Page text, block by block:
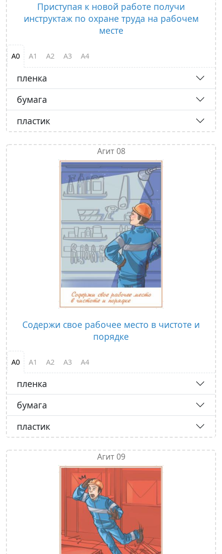
Приступая к новой работе получи
инструктаж по охране труда на рабочем
месте
А0 А1 А2 А3 А4
пленка
бумага
пластик
Агит 08
Содержи свое рабочее место в чистоте и
порядке
А0 А1 А2 А3 А4
пленка
бумага
пластик
Агит 09